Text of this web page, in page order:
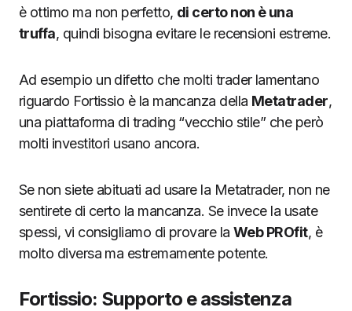
è ottimo ma non perfetto, di certo non è una
truffa, quindi bisogna evitare le recensioni estreme.
Ad esempio un difetto che molti trader lamentano
riguardo Fortissio è la mancanza della Metatrader,
una piattaforma di trading “vecchio stile” che però
molti investitori usano ancora.
Se non siete abituati ad usare la Metatrader, non ne
sentirete di certo la mancanza. Se invece la usate
spessi, vi consigliamo di provare laWeb PROfit, è
molto diversa ma estremamente potente.
Fortissio: Supporto e assistenza